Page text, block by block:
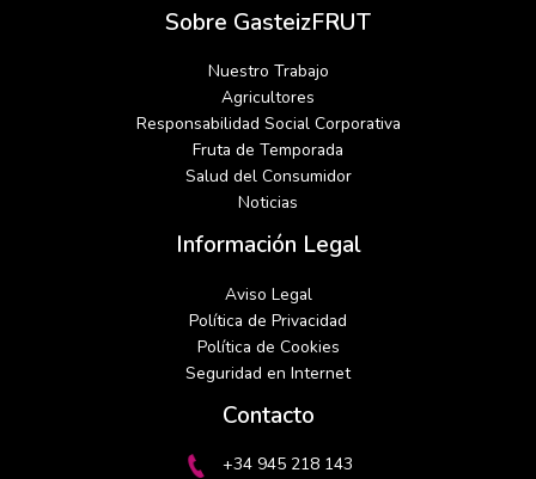
Sobre GasteizFRUT
Nuestro Trabajo
Agricultores
Responsabilidad Social Corporativa
Fruta de Temporada
Salud del Consumidor
Noticias
Información Legal
Aviso Legal
Política de Privacidad
Política de Cookies
Seguridad en Internet
Contacto
+34 945 218 143
linkedininstagram